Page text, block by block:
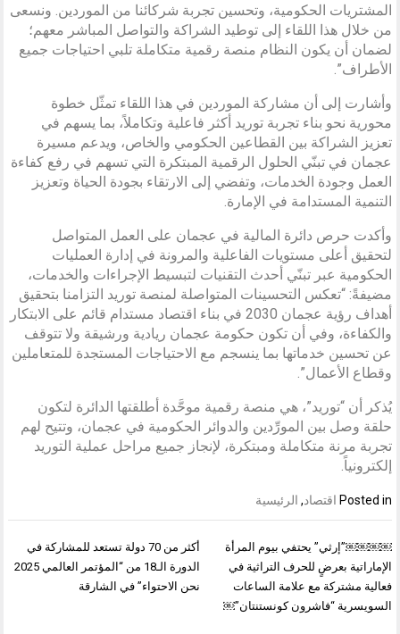
المشتريات الحكومية، وتحسين تجربة شركائنا من الموردين. ونسعى
من خلال هذا اللقاء إلى توطيد الشراكة والتواصل المباشر معهم؛
لضمان أن يكون النظام منصة رقمية متكاملة تلبي احتياجات جميع
الأطراف”.
وأشارت إلى أن مشاركة الموردين في هذا اللقاء تمثّل خطوة
محورية نحو بناء تجربة توريد أكثر فاعلية وتكاملاً، بما يسهم في
تعزيز الشراكة بين القطاعين الحكومي والخاص، ويدعم مسيرة
عجمان في تبنّي الحلول الرقمية المبتكرة التي تسهم في رفع كفاءة
العمل وجودة الخدمات، وتفضي إلى الارتقاء بجودة الحياة وتعزيز
التنمية المستدامة في الإمارة.
وأكدت حرص دائرة المالية في عجمان على العمل المتواصل
لتحقيق أعلى مستويات الفاعلية والمرونة في إدارة العمليات
الحكومية عبر تبنّي أحدث التقنيات لتبسيط الإجراءات والخدمات،
مضيفةً: “تعكس التحسينات المتواصلة لمنصة توريد التزامنا بتحقيق
أهداف رؤية عجمان 2030 في بناء اقتصاد مستدام قائم على الابتكار
والكفاءة، وفي أن تكون حكومة عجمان ريادية ورشيقة ولا تتوقف
عن تحسين خدماتها بما ينسجم مع الاحتياجات المستجدة للمتعاملين
وقطاع الأعمال”.
يُذكر أن “توريد”، هي منصة رقمية موحَّدة أطلقتها الدائرة لتكون
حلقة وصل بين المورِّدين والدوائر الحكومية في عجمان، وتتيح لهم
تجربة مرنة متكاملة ومبتكرة، لإنجاز جميع مراحل عملية التوريد
إلكترونياً.
Posted in اقتصاد, الرئيسية
تصفّح
المقالات
أكثر من 70 دولة تستعد للمشاركة في
الدورة الـ18 من “المؤتمر العالمي 2025
نحن الاحتواء” في الشارقة
￼￼￼￼”إرثي” يحتفي بيوم المرأة
الإماراتية بعرضٍ للحرف التراثية في
فعالية مشتركة مع علامة الساعات
السويسرية “فاشرون كونستنتان”￼